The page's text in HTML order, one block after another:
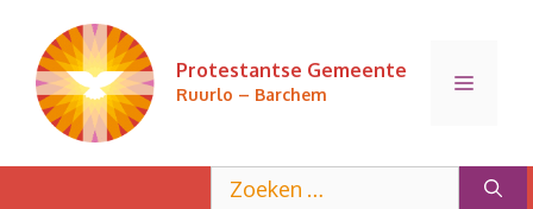
inhoud
Protestantse Gemeente
Ruurlo – Barchem
Menu
naar: